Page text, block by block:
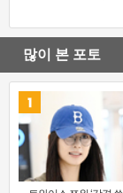
많이 본 포토